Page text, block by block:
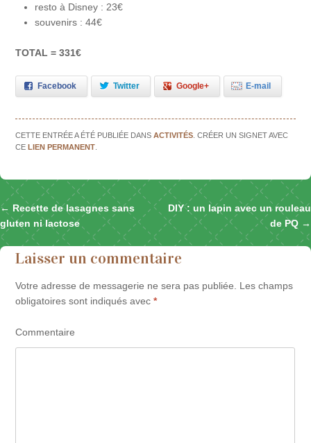
resto à Disney : 23€
souvenirs : 44€
TOTAL = 331€
Facebook Twitter Google+ E-mail
CETTE ENTRÉE A ÉTÉ PUBLIÉE DANSACTIVITÉS . CRÉER UN SIGNET AVEC
CE LIEN PERMANENT
Naviguer dans les articles
← Recette de lasagnes sans
gluten ni lactose
DIY : un lapin avec un rouleau
de PQ →
Laisser un commentaire
Votre adresse de messagerie ne sera pas publiée. Les champs
obligatoires sont indiqués avec*
Commentaire